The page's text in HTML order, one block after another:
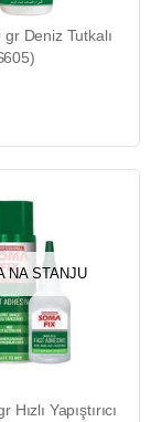
Deniz Tutkalı
NA STANJU
Yapıştırıcı